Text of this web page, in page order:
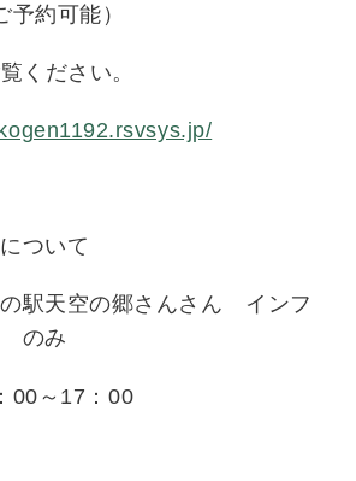
予約可能）
ください。
ついて
天空の郷さんさん インフ
のみ
： 00 ～ 17 ： 00